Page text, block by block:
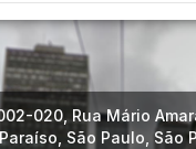
020, Rua Mário
Paraíso São Paulo São